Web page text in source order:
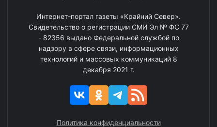
Интернет-портал газеты «Крайний Север».
Свидетельство о регистрации СМИ Эл № ФС 77
- 82356 выдано Федеральной службой по
надзору в сфере связи, информационных
технологий и массовых коммуникаций 8
декабря 2021 г.
Политика конфиденциальности